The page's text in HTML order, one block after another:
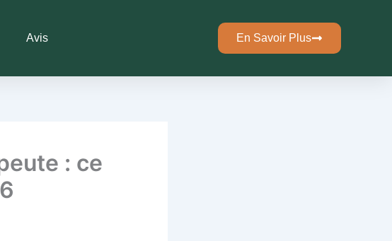
Avis En Savoir Plus
: ce